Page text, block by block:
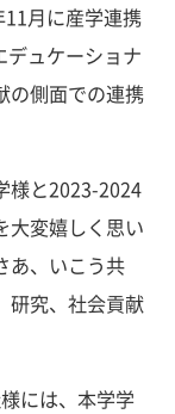
月に産学連携
ュケーショナ
の側面での連携
様と2023-2024
大変嬉しく思い
あ、いこう共
研究、社会貢献
には、本学学